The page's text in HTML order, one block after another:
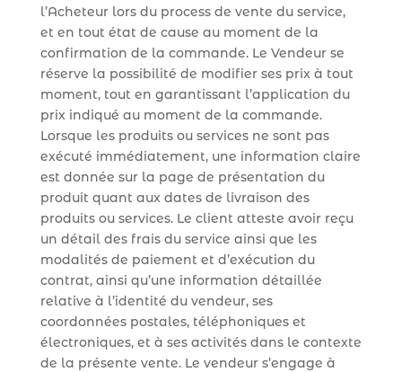
l’Acheteur lors du process de vente du service,
et en tout état de cause au moment de la
confirmation de la commande. Le Vendeur se
réserve la possibilité de modifier ses prix à tout
moment, tout en garantissant l’application du
prix indiqué au moment de la commande.
Lorsque les produits ou services ne sont pas
exécuté immédiatement, une information claire
est donnée sur la page de présentation du
produit quant aux dates de livraison des
produits ou services. Le client atteste avoir reçu
un détail des frais du service ainsi que les
modalités de paiement et d’exécution du
contrat, ainsi qu’une information détaillée
relative à l’identité du vendeur, ses
coordonnées postales, téléphoniques et
électroniques, et à ses activités dans le contexte
de la présente vente. Le vendeur s’engage à